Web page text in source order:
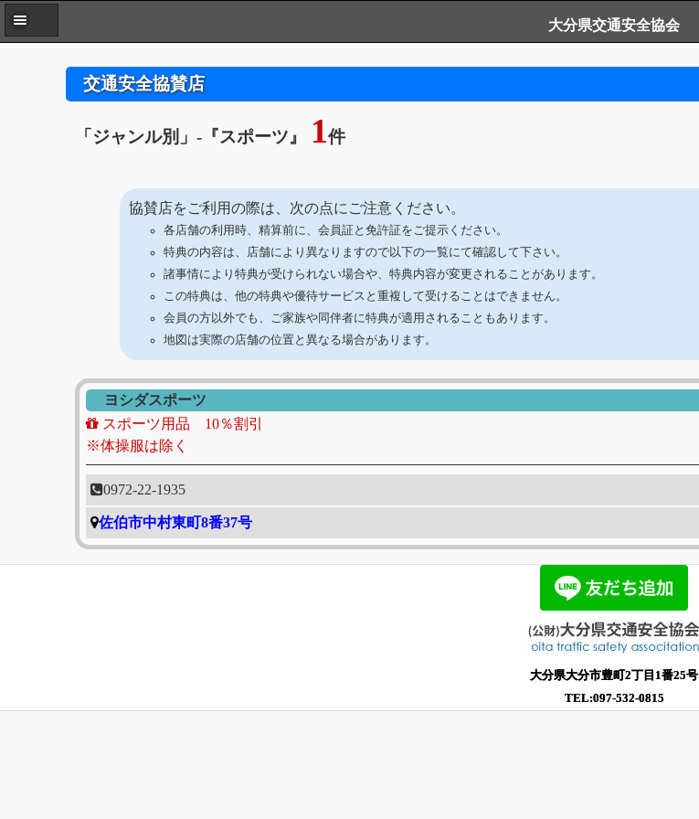
大分県交通安全協会
交通安全協賛店
「ジャンル別」 -『スポーツ』 1件
協賛店をご利用の際は、次の点にご注意ください。
各店舗の利用時、精算前に、会員証と免許証をご提示ください。
特典の内容は、店舗により異なりますので以下の一覧にて確認して下さい。
諸事情により特典が受けられない場合や、特典内容が変更されることがあります。
この特典は、他の特典や優待サービスと重複して受けることはできません。
会員の方以外でも、ご家族や同伴者に特典が適用されることもあります。
地図は実際の店舗の位置と異なる場合があります。
ヨシダスポーツ
スポーツ用品 10％割引
※体操服は除く
0972-22-1935
佐伯市中村東町8番37号
大分県大分市豊町2丁目1番25号
TEL:097-532-0815